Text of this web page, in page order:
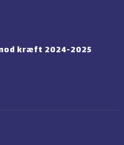
​kræft 2024-2025